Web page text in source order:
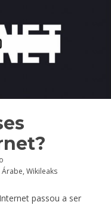
Árabe, Wikileaks
passou a ser